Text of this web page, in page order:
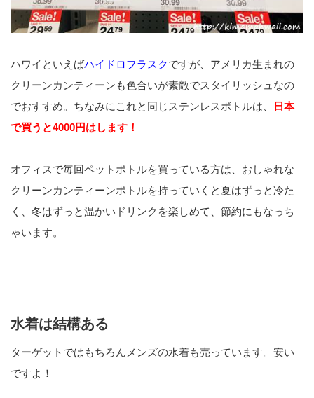
ハワイといえばハイドロフラスクですが、アメリカ生まれの
クリーンカンティーンも色合いが素敵でスタイリッシュなの
でおすすめ。ちなみにこれと同じステンレスボトルは、
日本
で買うと4000円はします！
オフィスで毎回ペットボトルを買っている方は、おしゃれな
クリーンカンティーンボトルを持っていくと夏はずっと冷た
く、冬はずっと温かいドリンクを楽しめて、節約にもなっち
ゃいます。
水着は結構ある
ターゲットではもちろんメンズの水着も売っています。安い
ですよ！